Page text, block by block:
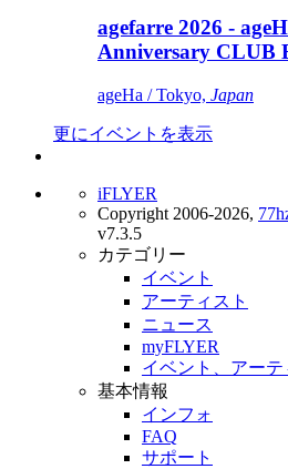
agefarre 2026 -
Anniversary CLUB
ageHa / Tokyo, Japan
更にイベントを表示
iFLYER
Copyright 2006-2026,
v7.3.5
カテゴリー
イベント
アーティスト
ニュース
myFLYER
イベント、アー
基本情報
インフォ
FAQ
サポート